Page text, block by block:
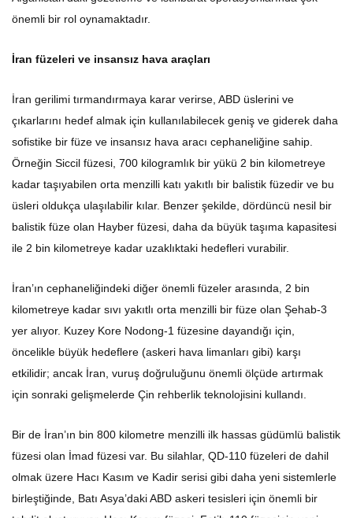
önemli bir rol oynamaktadır.
İran füzeleri ve insansız hava araçları
İran gerilimi tırmandırmaya karar verirse, ABD üslerini ve
çıkarlarını hedef almak için kullanılabilecek geniş ve giderek daha
sofistike bir füze ve insansız hava aracı cephaneliğine sahip.
Örneğin Siccil füzesi, 700 kilogramlık bir yükü 2 bin kilometreye
kadar taşıyabilen orta menzilli katı yakıtlı bir balistik füzedir ve bu
üsleri oldukça ulaşılabilir kılar. Benzer şekilde, dördüncü nesil bir
balistik füze olan Hayber füzesi, daha da büyük taşıma kapasitesi
ile 2 bin kilometreye kadar uzaklıktaki hedefleri vurabilir.
İran’ın cephaneliğindeki diğer önemli füzeler arasında, 2 bin
kilometreye kadar sıvı yakıtlı orta menzilli bir füze olan Şehab-3
yer alıyor. Kuzey Kore Nodong-1 füzesine dayandığı için,
öncelikle büyük hedeflere (askeri hava limanları gibi) karşı
etkilidir; ancak İran, vuruş doğruluğunu önemli ölçüde artırmak
için sonraki gelişmelerde Çin rehberlik teknolojisini kullandı.
Bir de İran’ın bin 800 kilometre menzilli ilk hassas güdümlü balistik
füzesi olan İmad füzesi var. Bu silahlar, QD-110 füzeleri de dahil
olmak üzere Hacı Kasım ve Kadir serisi gibi daha yeni sistemlerle
birleştiğinde, Batı Asya’daki ABD askeri tesisleri için önemli bir
tehdit oluşturuyor. Hacı Kasım füzesi, Fatih-110 füzesinin yeni